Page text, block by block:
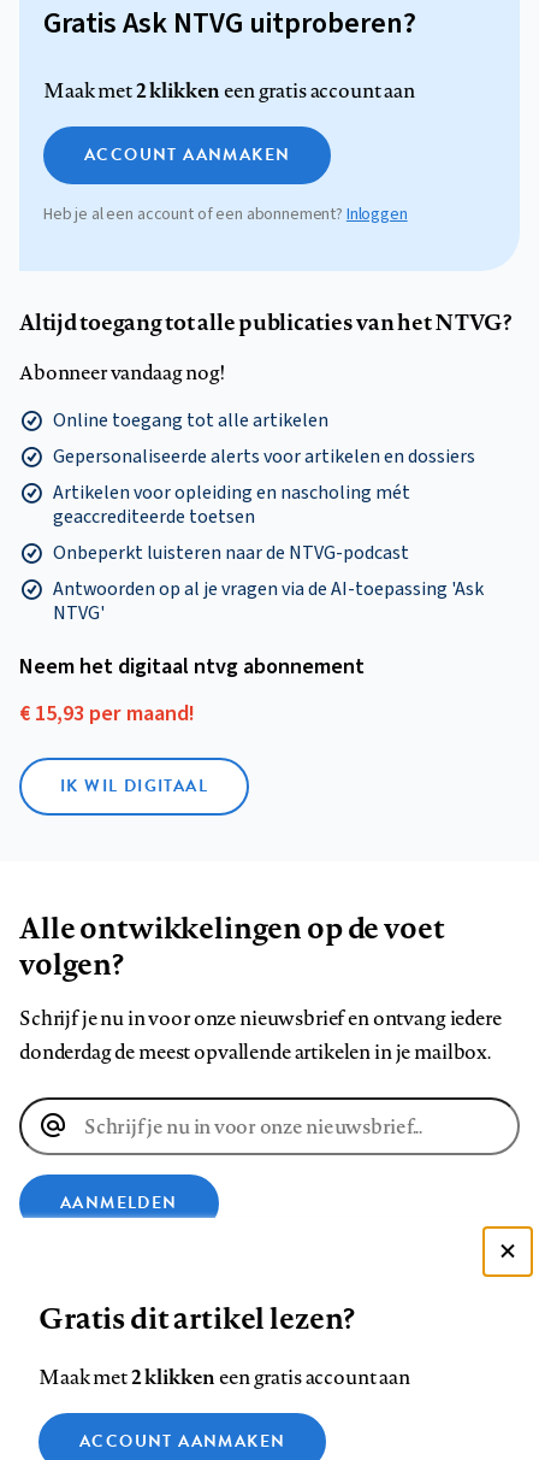
Gratis Ask NTVG uitproberen?
Maak met2 klikkeneen gratis account aan
ACCOUNT AANMAKEN
Heb je al een account of een abonnement?Inloggen
Altijd toegang tot alle publicaties van het NTVG?
Abonneer vandaag nog!
Online toegang tot alle artikelen
Gepersonaliseerde alerts voor artikelen en dossiers
Artikelen voor opleiding en nascholing mét
geaccrediteerde toetsen
Onbeperkt luisteren naar de NTVG-podcast
Antwoorden op al je vragen via de AI-toepassing 'Ask
NTVG'
Neem het digitaal ntvg abonnement
€ 15,93 per maand!
IK WIL DIGITAAL
Alle ontwikkelingen op de voet
volgen?
Schrijf je nu in voor onze nieuwsbrief en ontvang iedere
donderdag de meest opvallende artikelen in je mailbox.
E-
mailadres
AANMELDEN
op
op
op
ons
op
Contact Colofon Disclaimer Privacy
Zie onze cookie policy
Gratis dit artikel lezen?
Maak met2 klikkeneen gratis account aan
ACCOUNT AANMAKEN